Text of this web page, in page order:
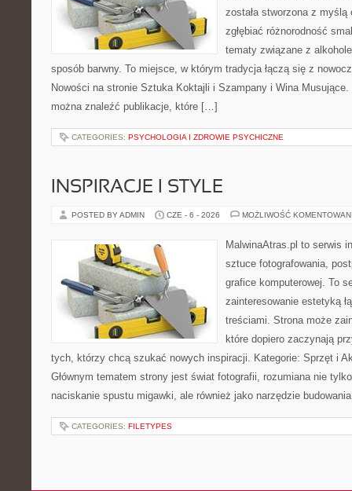
została stworzona z
zgłębiać różnorodność
tematy związane z
sposób barwny. To miejsce, w którym tradycja łączą się z
Nowości na stronie Sztuka Koktajli i Szampany i Wina
można znaleźć publikacje, które […]
CATEGORIES: PSYCHOLOGIA I ZDROWIE PSYCHICZNE
INSPIRACJE I STYLE
POSTED BY ADMIN CZE - 6 - 2026 MOŻLIWOŚĆ
MalwinaAtras.pl to serwis
sztuce fotografowania,
grafice komputerowej. To
zainteresowanie estetyką
treściami. Strona może
które dopiero zaczynają
tych, którzy chcą szukać nowych inspiracji. Kategorie: Sprzęt i
Głównym tematem strony jest świat fotografii, rozumiana nie
naciskanie spustu migawki, ale również jako narzędzie
CATEGORIES: FILETYPES